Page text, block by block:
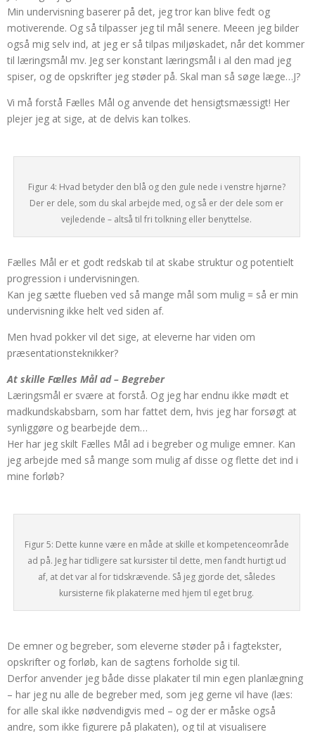
Min undervisning baserer på det, jeg tror kan blive fedt og
motiverende. Og så tilpasser jeg til mål senere. Meeen jeg bilder
også mig selv ind, at jeg er så tilpas miljøskadet, når det kommer
til læringsmål mv. Jeg ser konstant læringsmål i al den mad jeg
spiser, og de opskrifter jeg støder på. Skal man så søge læge…J?
Vi må forstå Fælles Mål og anvende det hensigtsmæssigt! Her
plejer jeg at sige, at de delvis kan tolkes.
Figur 4: Hvad betyder den blå og den gule nede i venstre hjørne?
Der er dele, som du skal arbejde med, og så er der dele som er
vejledende – altså til fri tolkning eller benyttelse.
Fælles Mål er et godt redskab til at skabe struktur og potentielt
progression i undervisningen.
Kan jeg sætte flueben ved så mange mål som mulig = så er min
undervisning ikke helt ved siden af.
Men hvad pokker vil det sige, at eleverne har viden om
præsentationsteknikker?
At skille Fælles Mål ad – Begreber
Læringsmål er svære at forstå. Og jeg har endnu ikke mødt et
madkundskabsbarn, som har fattet dem, hvis jeg har forsøgt at
synliggøre og bearbejde dem…
Her har jeg skilt Fælles Mål ad i begreber og mulige emner. Kan
jeg arbejde med så mange som mulig af disse og flette det ind i
mine forløb?
Figur 5: Dette kunne være en måde at skille et kompetenceområde
ad på. Jeg har tidligere sat kursister til dette, men fandt hurtigt ud
af, at det var al for tidskrævende. Så jeg gjorde det, således
kursisterne fik plakaterne med hjem til eget brug.
De emner og begreber, som eleverne støder på i fagtekster,
opskrifter og forløb, kan de sagtens forholde sig til.
Derfor anvender jeg både disse plakater til min egen planlægning
– har jeg nu alle de begreber med, som jeg gerne vil have (læs:
for alle skal ikke nødvendigvis med – og der er måske også
andre, som ikke figurere på plakaten), og til at visualisere